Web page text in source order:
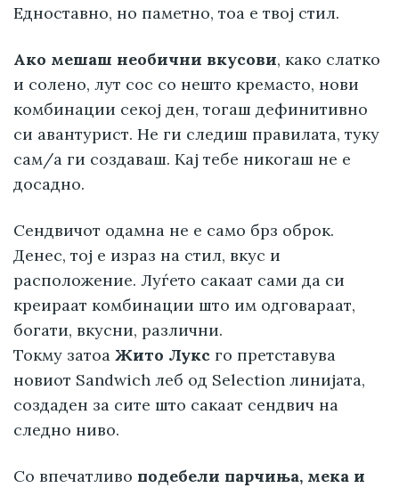
Едноставно, но паметно, тоа е твој стил.
Ако мешаш необични вкусови, како слатко
и солено, лут сос со нешто кремасто, нови
комбинации секој ден, тогаш дефинитивно
си авантурист. Не ги следиш правилата, туку
сам/а ги создаваш. Кај тебе никогаш не е
досадно.
Сендвичот одамна не е само брз оброк.
Денес, тој е израз на стил, вкус и
расположение. Луѓето сакаат сами да си
креираат комбинации што им одговараат,
богати, вкусни, различни.
Токму затоа Жито Лукс го претставува
новиот Sandwich леб од Selection линијата,
создаден за сите што сакаат сендвич на
следно ниво.
Со впечатливо подебели парчиња, мека и